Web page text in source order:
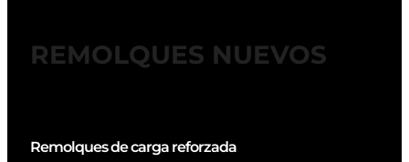
REMOLQUES NUEVOS
Remolques de carga reforzada